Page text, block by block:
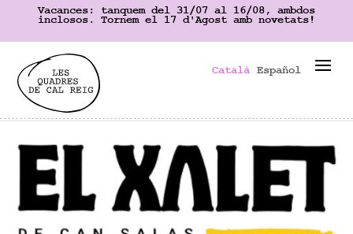
Vacances: tanquem del 31/07 al 16/08, ambdos
inclosos. Tornem el 17 d'Agost amb novetats!
Català Español